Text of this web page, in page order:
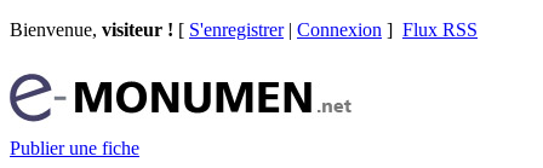
Bienvenue, visiteur ! [ S'enregistrer| Connexion ] Flux RSS
Publier une fiche